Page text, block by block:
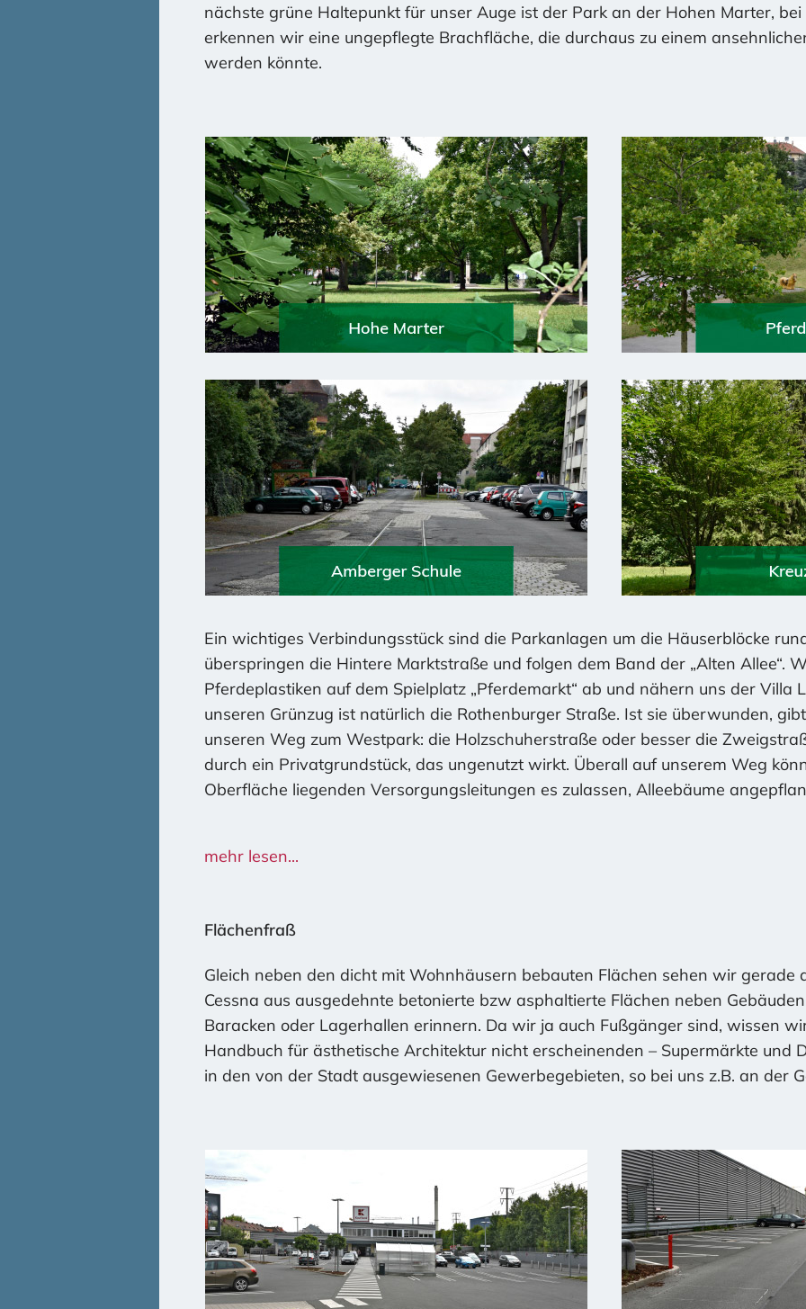
nächste grüne Haltepunkt für unser Auge ist der Park an der Hohen Marter,
erkennen wir eine ungepflegte Brachfläche, die durchaus zu einem
werden könnte.
Ein wichtiges Verbindungsstück sind die Parkanlagen um die Häuserblöcke
überspringen die Hintere Marktstraße und folgen dem Band der „Alten Allee“.
Pferdeplastiken auf dem Spielplatz „Pferdemarkt“ ab und nähern uns der Villa
unseren Grünzug ist natürlich die Rothenburger Straße. Ist sie überwunden,
unseren Weg zum Westpark: die Holzschuherstraße oder besser die
durch ein Privatgrundstück, das ungenutzt wirkt. Überall auf unserem Weg
Oberfläche liegenden Versorgungsleitungen es zulassen, Alleebäume
Wir haben unser Grünzugprojekt am 9. März in einer gemeinsamen Begehung
Bürgervereinsrunde am 10. Juli haben wir beantragt, dass unser
Bürger/innen unseres Stadtteils geplant. (Siehe unser Programm)
Wir werden natürlich weiter „am Ball bleiben“!
Nicht nur große Grünflächen sind Lebensräume, sondern jeder einzelne Baum.
mehr lesen...
Flächenfraß
Gleich neben den dicht mit Wohnhäusern bebauten Flächen sehen wir gerade
Cessna aus ausgedehnte betonierte bzw asphaltierte Flächen neben
Baracken oder Lagerhallen erinnern. Da wir ja auch Fußgänger sind, wissen
Handbuch für ästhetische Architektur nicht erscheinenden – Supermärkte und
in den von der Stadt ausgewiesenen Gewerbegebieten, so bei uns z.B. an der